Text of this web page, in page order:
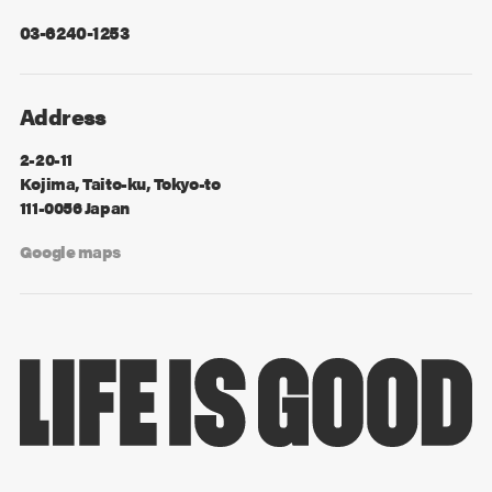
03-6240-1253
Address
2-20-11
Kojima, Taito-ku, Tokyo-to
111-0056 Japan
Google maps